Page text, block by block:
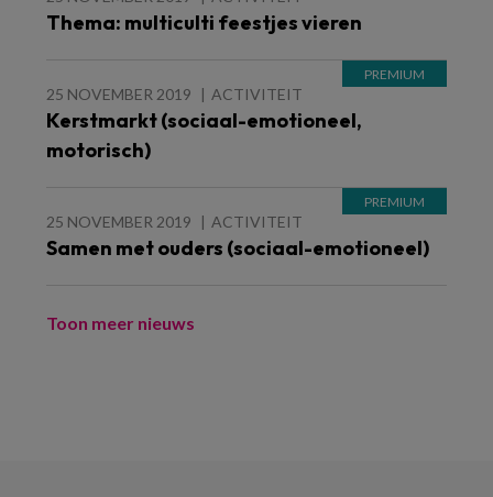
Thema: multiculti feestjes vieren
25 NOVEMBER 2019 ACTIVITEIT
Kerstmarkt (sociaal-emotioneel,
motorisch)
25 NOVEMBER 2019 ACTIVITEIT
Samen met ouders (sociaal-emotioneel)
Toon meer nieuws